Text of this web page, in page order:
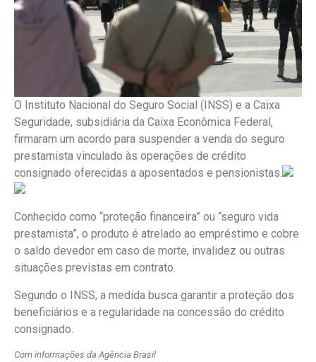
O Instituto Nacional do Seguro Social (INSS) e a Caixa
Seguridade, subsidiária da Caixa Econômica Federal,
firmaram um acordo para suspender a venda do seguro
prestamista vinculado às operações de crédito
consignado oferecidas a aposentados e pensionistas.
Conhecido como “proteção financeira” ou “seguro vida
prestamista”, o produto é atrelado ao empréstimo e cobre
o saldo devedor em caso de morte, invalidez ou outras
situações previstas em contrato.
Segundo o INSS, a medida busca garantir a proteção dos
beneficiários e a regularidade na concessão do crédito
consignado.
Com informações da Agência Brasil